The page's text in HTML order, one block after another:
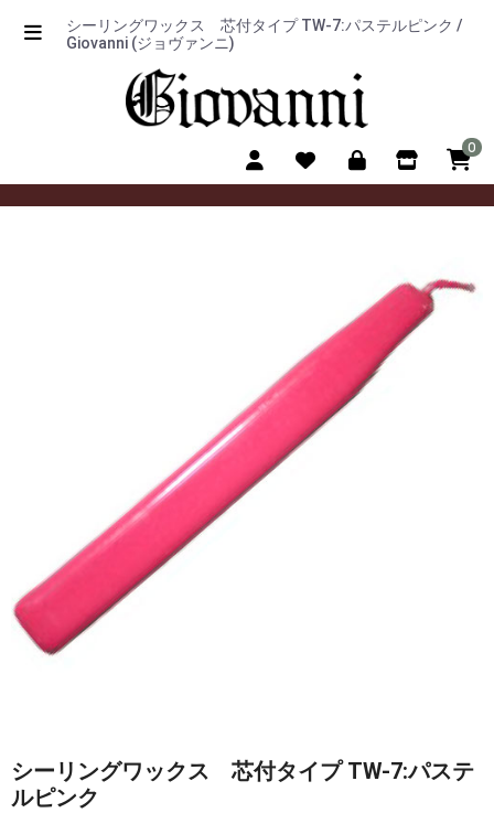
シーリングワックス 芯付タイプ TW-7:パステルピンク /
Giovanni (ジョヴァンニ)
0
シーリングワックス 芯付タイプ TW-7:パステ
ルピンク